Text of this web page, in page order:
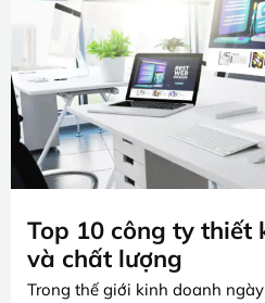
Top 10 công ty thiết
và chất lượng
Trong thế giới kinh doanh